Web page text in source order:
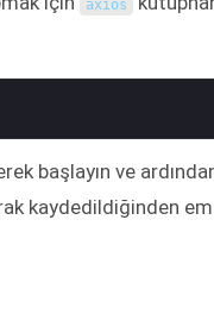
axios
başlayın ve
kaydedildiğinden